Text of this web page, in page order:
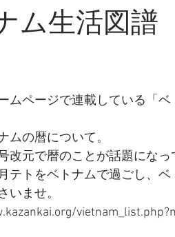
ム生活図譜
ムページで連載している「
ムの暦について。
改元で暦のことが話題になっ
テトをベトナムで過ごし、
いませ。